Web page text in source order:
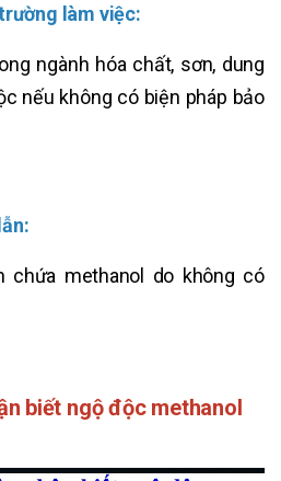
làm việc:
ngành hóa chất, sơn, dung
nếu không có biện pháp bảo
chứa methanol do không có
biết ngộ độc methanol